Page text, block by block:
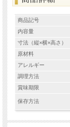
商品記号
内容量
寸法（縦×横×高さ）
原材料
アレルギー
調理方法
賞味期限
保存方法